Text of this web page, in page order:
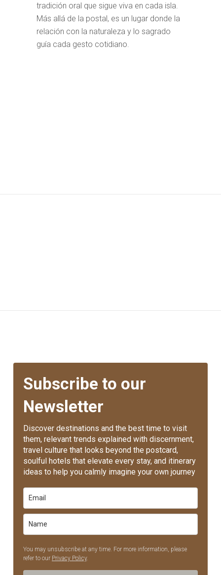
tradición oral que sigue viva en cada isla.
Más allá de la postal, es un lugar donde la
relación con la naturaleza y lo sagrado
guía cada gesto cotidiano.
Subscribe to our
Newsletter
Discover destinations and the best time to visit
them, relevant trends explained with discernment,
travel culture that looks beyond the postcard,
soulful hotels that elevate every stay, and itinerary
ideas to help you calmly imagine your own journey
You may unsubscribe at any time. For more information, please
refer to our Privacy Policy.